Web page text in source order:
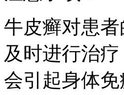
牛皮癣对患
及时进行治
会引起身体